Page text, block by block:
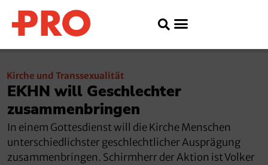
Kirche und Transsexualität
EKHN will Geschlechter
zusammenbringen
In einem Gottesdienst will die Kirche Menschen
unterschiedlichster geschlechtlicher Ausprägung
zusammenbringen. Schirmherr der Aktion ist Volker